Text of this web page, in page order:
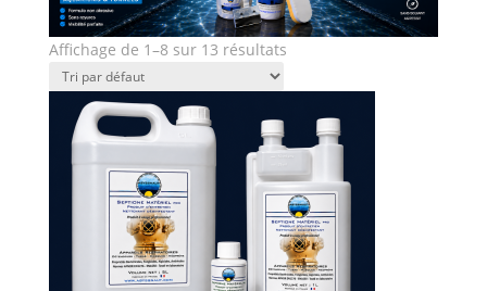
Affichage de 1–8 sur 13 résultats